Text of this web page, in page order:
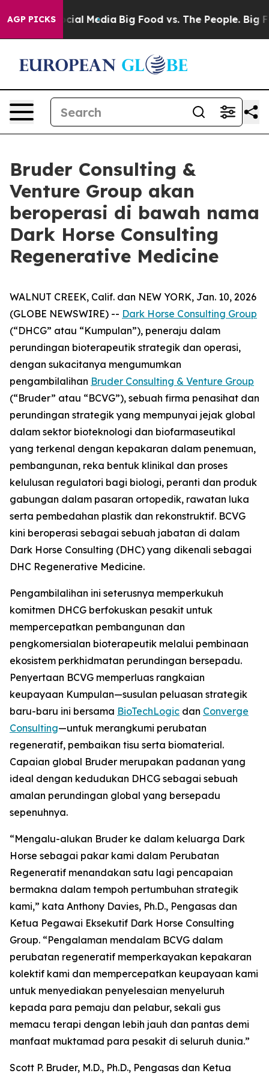
AGP PICKS
on Social Media Big Food vs. The People. Big
Bruder Consulting &
Venture Group akan
beroperasi di bawah nama
Dark Horse Consulting
Regenerative Medicine
WALNUT CREEK, Calif. dan NEW YORK, Jan. 10, 2026
(GLOBE NEWSWIRE) -- Dark Horse Consulting Group
(“DHCG” atau “Kumpulan”), peneraju dalam
perundingan bioterapeutik strategik dan operasi,
dengan sukacitanya mengumumkan
pengambilalihan Bruder Consulting & Venture Group
(“Bruder” atau “BCVG”), sebuah firma penasihat dan
perundingan strategik yang mempunyai jejak global
dalam sektor bioteknologi dan biofarmaseutikal
yang terkenal dengan kepakaran dalam penemuan,
pembangunan, reka bentuk klinikal dan proses
kelulusan regulatori bagi biologi, peranti dan produk
gabungan dalam pasaran ortopedik, rawatan luka
serta pembedahan plastik dan rekonstruktif. BCVG
kini beroperasi sebagai sebuah jabatan di dalam
Dark Horse Consulting (DHC) yang dikenali sebagai
DHC Regenerative Medicine.
Pengambilalihan ini seterusnya memperkukuh
komitmen DHCG berfokuskan pesakit untuk
mempercepatkan pembangunan dan
pengkomersialan bioterapeutik melalui pembinaan
ekosistem perkhidmatan perundingan bersepadu.
Penyertaan BCVG memperluas rangkaian
keupayaan Kumpulan—susulan peluasan strategik
baru-baru ini bersama BioTechLogic dan Converge
Consulting—untuk merangkumi perubatan
regeneratif, pembaikan tisu serta biomaterial.
Capaian global Bruder merupakan padanan yang
ideal dengan kedudukan DHCG sebagai sebuah
amalan perundingan global yang bersepadu
sepenuhnya.
“Mengalu-alukan Bruder ke dalam keluarga Dark
Horse sebagai pakar kami dalam Perubatan
Regeneratif menandakan satu lagi pencapaian
bermakna dalam tempoh pertumbuhan strategik
kami,” kata Anthony Davies, Ph.D., Pengasas dan
Ketua Pegawai Eksekutif Dark Horse Consulting
Group. “Pengalaman mendalam BCVG dalam
perubatan regeneratif memperkayakan kepakaran
kolektif kami dan mempercepatkan keupayaan kami
untuk menyediakan penyelesaian menyeluruh
kepada para pemaju dan pelabur, sekali gus
memacu terapi dengan lebih jauh dan pantas demi
manfaat muktamad para pesakit di seluruh dunia.”
Scott P. Bruder, M.D., Ph.D., Pengasas dan Ketua